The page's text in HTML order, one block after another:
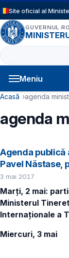
Sari la conținutul
Site oficial al
GUVERNUL
Caută
Meniu
Navigație
Cale de
Acasă agenda
agenda
Agenda publică
Pavel Năstase,
3 mai 2017
Marți, 2 mai:
Ministerul
Internaționale a
Miercuri, 3 mai